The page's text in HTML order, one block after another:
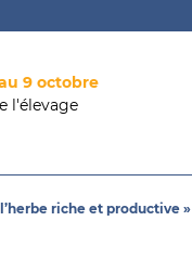
9 octobre
l'élevage
riche et productive »